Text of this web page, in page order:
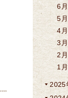
6月
5月
4月
3月
2月
1月
2025